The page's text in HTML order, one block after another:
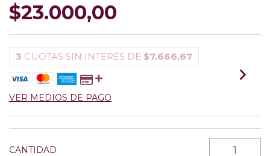
$23.000,00
3 CUOTAS SIN INTERÉS DE $7.666,67
VER MEDIOS DE PAGO
CANTIDAD